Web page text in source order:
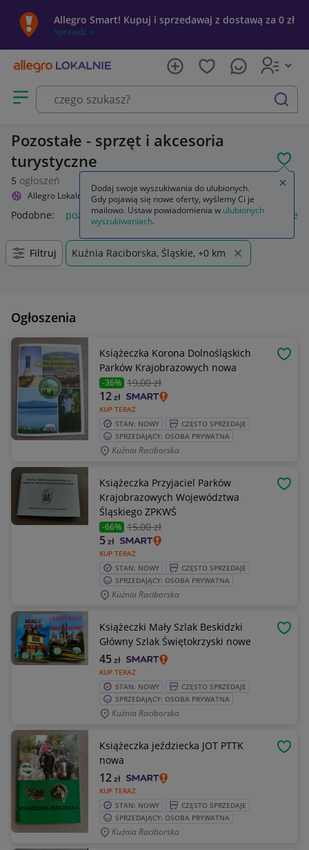
Allegro Smart! Kupuj i sprzedawaj z dostawą za 0 zł
Sprawdź »
Otwórz menu z kategoriami
szukaj
Pozostałe - sprzęt i akcesoria
turystyczne
5 ogłoszeń
Allegro Lokalnie Sport i turystyka Turystyka Pozostałe
Podobne: pozostałe łóżka pozostałe pozostałe miasta i
Filtruj Kuźnia Raciborska, Śląskie, +0 km
Ogłoszenia
Książeczka Korona Dolnośląskich
Parków Krajobrazowych nowa
-36% 19,00 zł
KUP TERAZ
12zł
STAN: NOWY
CZĘSTO SPRZEDAJE
SPRZEDAJĄCY: OSOBA PRYWATNA
Kuźnia Raciborska
Książeczka Przyjaciel Parków
Krajobrazowych Województwa
Śląskiego ZPKWŚ
-66% 15,00 zł
KUP TERAZ
5zł
STAN: NOWY
CZĘSTO SPRZEDAJE
SPRZEDAJĄCY: OSOBA PRYWATNA
Kuźnia Raciborska
Książeczki Mały Szlak Beskidzki
Główny Szlak Świętokrzyski nowe
KUP TERAZ
45zł
STAN: NOWY
CZĘSTO SPRZEDAJE
SPRZEDAJĄCY: OSOBA PRYWATNA
Kuźnia Raciborska
Książeczka jeździecka JOT PTTK
nowa
KUP TERAZ
12zł
STAN: NOWY
CZĘSTO SPRZEDAJE
SPRZEDAJĄCY: OSOBA PRYWATNA
Kuźnia Raciborska
Dodaj swoje wyszukiwania do ulubionych.
Gdy pojawią się nowe oferty, wyślemy Ci je
mailowo. Ustaw powiadomienia w ulubionych
wyszukiwaniach.